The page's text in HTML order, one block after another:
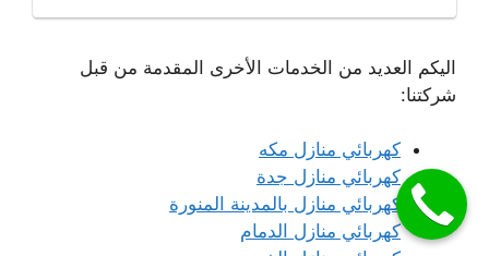
اليكم العديد من الخدمات الأخرى المقدمة من قبل
شركتنا:
كهربائي منازل مكه
كهربائي منازل جدة
كهربائي منازل بالمدينة المنورة
كهربائي منازل الدمام